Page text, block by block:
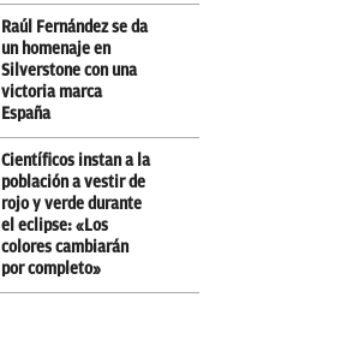
Raúl Fernández se da
un homenaje en
Silverstone con una
victoria marca
España
Científicos instan a la
población a vestir de
rojo y verde durante
el eclipse: «Los
colores cambiarán
por completo»